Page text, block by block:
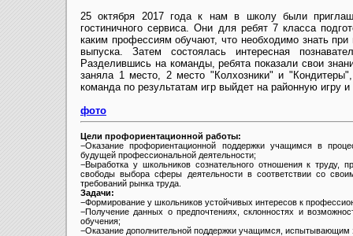
25 октября 2017 года к нам в школу были
гостиничного сервиса. Они для ребят 7 класса
каким профессиям обучают, что необходимо знать при
выпуска. Затем состоялась интересная
Разделившись на команды, ребята показали свои
заняла 1 место, 2 место "Колхозники" и
команда по результатам игр выйдет на районную игру
фото
Цели профориентационной работы:
−Оказание профориентационной поддержки учащимся в
будущей профессиональной деятельности;
−Выработка у школьников сознательного отношения к труду,
свободы выбора сферы деятельности в соответствии со
требований рынка труда.
Задачи:
−Формирование у школьников устойчивых интересов к
−Получение данных о предпочтениях, склонностях и
обучения;
−Оказание дополнительной поддержки учащимся, испытывающим